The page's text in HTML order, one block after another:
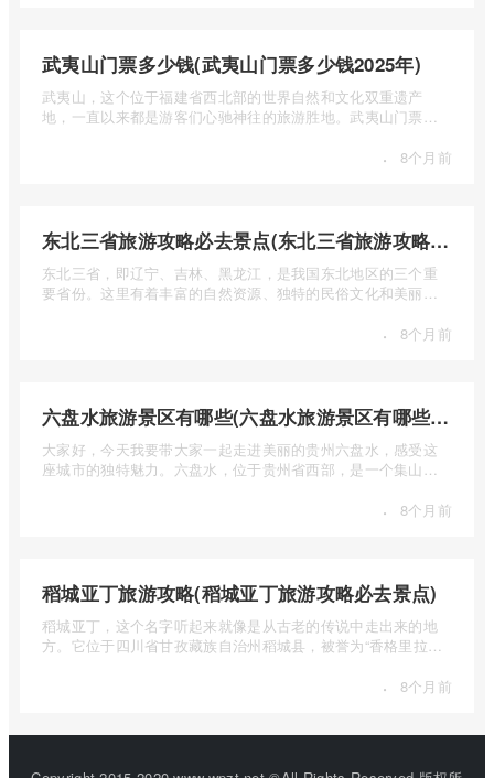
武夷山门票多少钱(武夷山门票多少钱2025年)
武夷山，这个位于福建省西北部的世界自然和文化双重遗产
地，一直以来都是游客们心驰神往的旅游胜地。武夷山门票多
· 8个月前
东北三省旅游攻略必去景点(东北三省旅游攻略必去景点视频介绍)
东北三省，即辽宁、吉林、黑龙江，是我国东北地区的三个重
要省份。这里有着丰富的自然资源、独特的民俗文化和美丽的
· 8个月前
六盘水旅游景区有哪些(六盘水旅游景区有哪些景点值得去)
大家好，今天我要带大家一起走进美丽的贵州六盘水，感受这
座城市的独特魅力。六盘水，位于贵州省西部，是一个集山水
· 8个月前
稻城亚丁旅游攻略(稻城亚丁旅游攻略必去景点)
稻城亚丁，这个名字听起来就像是从古老的传说中走出来的地
方。它位于四川省甘孜藏族自治州稻城县，被誉为“香格里拉的
· 8个月前